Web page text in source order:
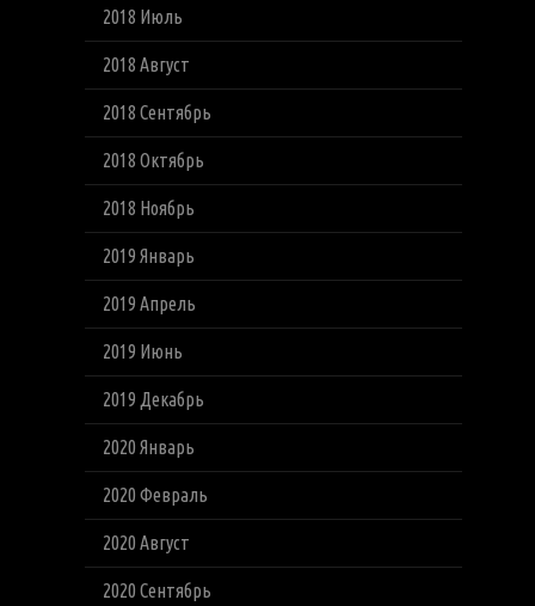
2018 Июль
2018 Август
2018 Сентябрь
2018 Октябрь
2018 Ноябрь
2019 Январь
2019 Апрель
2019 Июнь
2019 Декабрь
2020 Январь
2020 Февраль
2020 Август
2020 Сентябрь